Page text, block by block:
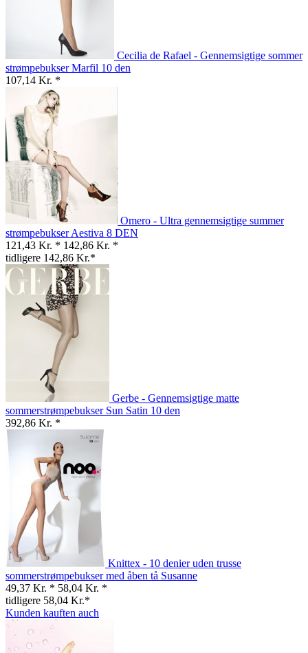
Cecilia de Rafael - Gennemsigtige sommer
strømpebukser Marfil 10 den
107,14 Kr. *
Omero - Ultra gennemsigtige summer
strømpebukser Aestiva 8 DEN
121,43 Kr. * 142,86 Kr. *
tidligere 142,86 Kr.*
Gerbe - Gennemsigtige matte
sommerstrømpebukser Sun Satin 10 den
392,86 Kr. *
Knittex - 10 denier uden trusse
sommerstrømpebukser med åben tå Susanne
49,37 Kr. * 58,04 Kr. *
tidligere 58,04 Kr.*
Kunden kauften auch